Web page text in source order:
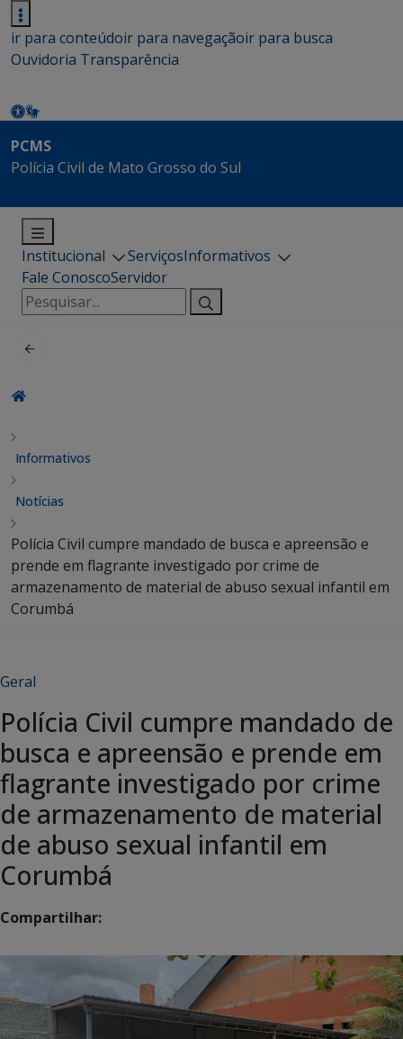
ir para conteúdoir para navegaçãoir para busca
Ouvidoria Transparência
PCMS
Polícia Civil de Mato Grosso do Sul
Institucional ServiçosInformativos
Fale ConoscoServidor
Pesquisar
por:
Informativos
Notícias
Polícia Civil cumpre mandado de busca e apreensão e
prende em flagrante investigado por crime de
armazenamento de material de abuso sexual infantil em
Corumbá
Geral
Polícia Civil cumpre mandado de
busca e apreensão e prende em
flagrante investigado por crime
de armazenamento de material
de abuso sexual infantil em
Corumbá
Compartilhar: